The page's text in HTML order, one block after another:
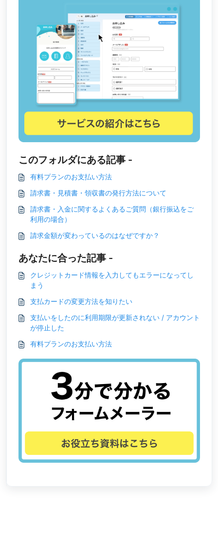
このフォルダにある記事 -
有料プランのお支払い方法
請求書・見積書・領収書の発行方法について
請求書・入金に関するよくあるご質問（銀行振込をご
利用の場合）
請求金額が変わっているのはなぜですか？
あなたに合った記事 -
クレジットカード情報を入力してもエラーになってし
まう
支払カードの変更方法を知りたい
支払いをしたのに利用期限が更新されない / アカウント
が停止した
有料プランのお支払い方法